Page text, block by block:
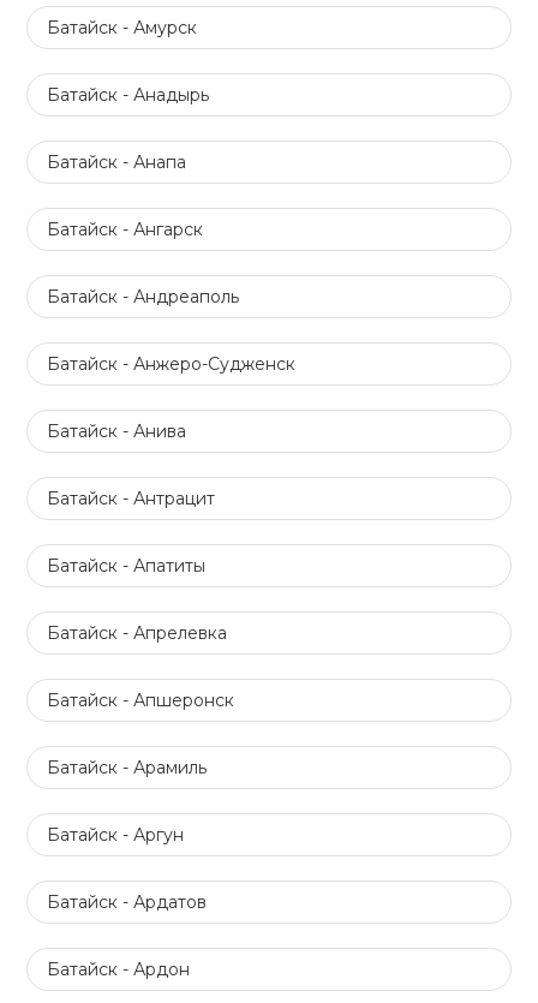
Батайск - Амурск
Батайск - Анадырь
Батайск - Анапа
Батайск - Ангарск
Батайск - Андреаполь
Батайск - Анжеро-Судженск
Батайск - Анива
Батайск - Антрацит
Батайск - Апатиты
Батайск - Апрелевка
Батайск - Апшеронск
Батайск - Арамиль
Батайск - Аргун
Батайск - Ардатов
Батайск - Ардон